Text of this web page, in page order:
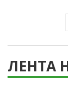
ЛЕНТА